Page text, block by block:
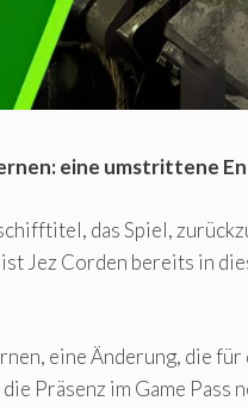
eine umstrittene
das Spiel,
Jez Corden bereits in
eine Änderung, die
Präsenz im Game Pass